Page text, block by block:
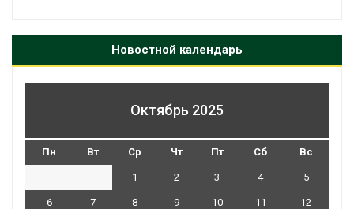
Новостной календарь
Октябрь 2025
Пн Вт Ср Чт Пт Сб Вс
1 2 3 4 5
6 7 8 9 10 11 12